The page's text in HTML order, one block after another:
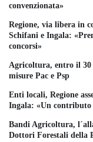
convenzionata»
Regione, via libera in
Schifani e Ingala:
concorsi»
Agricoltura, entro il 30
misure Pac e Psp
Enti locali, Regione
Ingala: «Un
Bandi Agricoltura,
Dottori Forestali della